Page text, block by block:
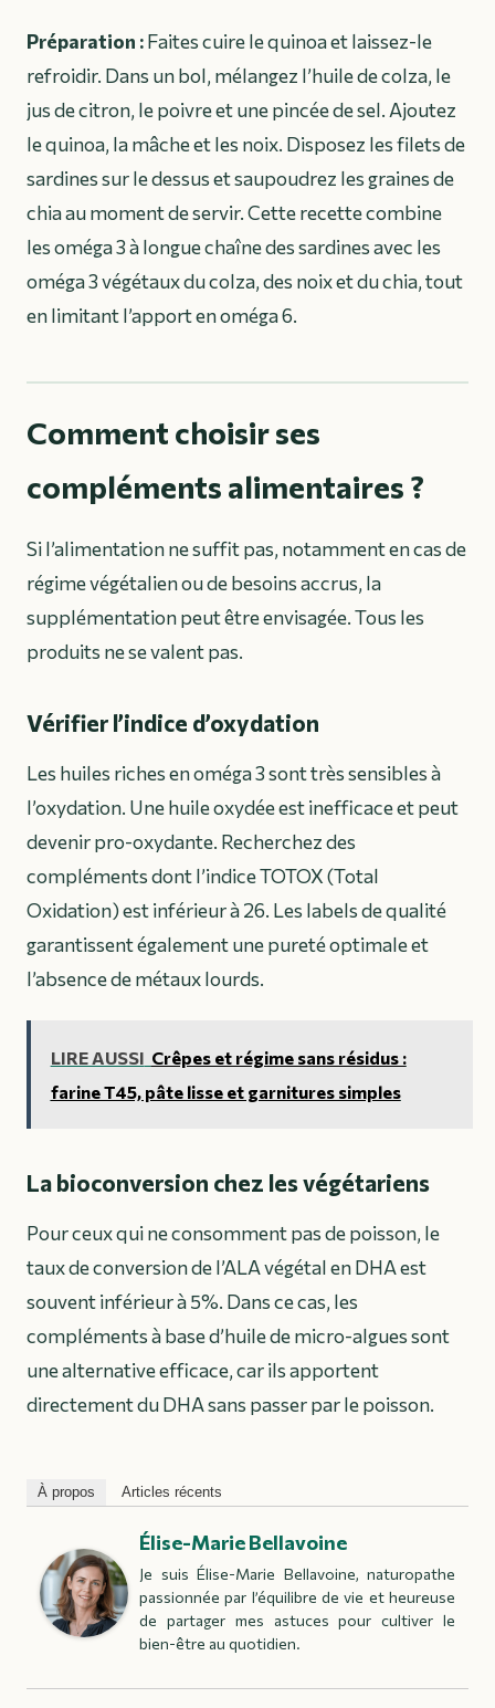
Préparation :Faites cuire le quinoa et laissez-le
refroidir. Dans un bol, mélangez l’huile de colza, le
jus de citron, le poivre et une pincée de sel. Ajoutez
le quinoa, la mâche et les noix. Disposez les filets de
sardines sur le dessus et saupoudrez les graines de
chia au moment de servir. Cette recette combine
les oméga 3 à longue chaîne des sardines avec les
oméga 3 végétaux du colza, des noix et du chia, tout
en limitant l’apport en oméga 6.
Comment choisir ses
compléments alimentaires ?
Si l’alimentation ne suffit pas, notamment en cas de
régime végétalien ou de besoins accrus, la
supplémentation peut être envisagée. Tous les
produits ne se valent pas.
Vérifier l’indice d’oxydation
Les huiles riches en oméga 3 sont très sensibles à
l’oxydation. Une huile oxydée est inefficace et peut
devenir pro-oxydante. Recherchez des
compléments dont l’indice TOTOX (Total
Oxidation) est inférieur à 26. Les labels de qualité
garantissent également une pureté optimale et
l’absence de métaux lourds.
LIRE AUSSI Crêpes et régime sans résidus :
farine T45, pâte lisse et garnitures simples
La bioconversion chez les végétariens
Pour ceux qui ne consomment pas de poisson, le
taux de conversion de l’ALA végétal en DHA est
souvent inférieur à 5%. Dans ce cas, les
compléments à base d’huile de micro-algues sont
une alternative efficace, car ils apportent
directement du DHA sans passer par le poisson.
À propos Articles récents
Élise-Marie Bellavoine
Je suis Élise-Marie Bellavoine, naturopathe
passionnée par l’équilibre de vie et heureuse
de partager mes astuces pour cultiver le
bien-être au quotidien.